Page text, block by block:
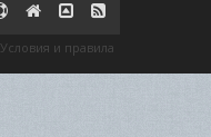
Условия и правила